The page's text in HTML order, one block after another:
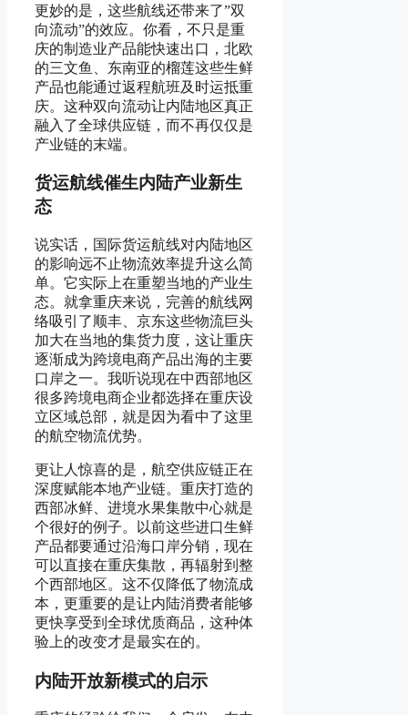
更妙的是，这些航线还带来了”双
向流动”的效应。你看，不只是重
庆的制造业产品能快速出口，北欧
的三文鱼、东南亚的榴莲这些生鲜
产品也能通过返程航班及时运抵重
庆。这种双向流动让内陆地区真正
融入了全球供应链，而不再仅仅是
产业链的末端。
货运航线催生内陆产业新生
态
说实话，国际货运航线对内陆地区
的影响远不止物流效率提升这么简
单。它实际上在重塑当地的产业生
态。就拿重庆来说，完善的航线网
络吸引了顺丰、京东这些物流巨头
加大在当地的集货力度，这让重庆
逐渐成为跨境电商产品出海的主要
口岸之一。我听说现在中西部地区
很多跨境电商企业都选择在重庆设
立区域总部，就是因为看中了这里
的航空物流优势。
更让人惊喜的是，航空供应链正在
深度赋能本地产业链。重庆打造的
西部冰鲜、进境水果集散中心就是
个很好的例子。以前这些进口生鲜
产品都要通过沿海口岸分销，现在
可以直接在重庆集散，再辐射到整
个西部地区。这不仅降低了物流成
本，更重要的是让内陆消费者能够
更快享受到全球优质商品，这种体
验上的改变才是最实在的。
内陆开放新模式的启示